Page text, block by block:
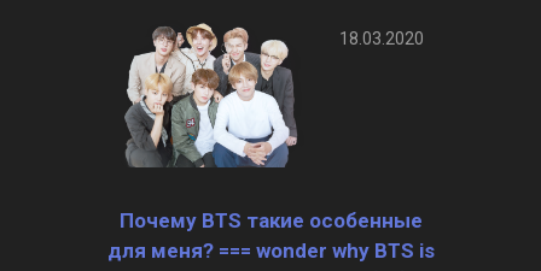
18.03.2020
Почему BTS такие особенные
для меня? === wonder why BTS is